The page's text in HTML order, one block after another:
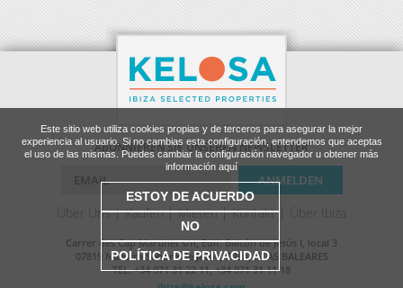
Este sitio web utiliza cookies propias y de terceros para asegurar la mejor
experiencia al usuario. Si no cambias esta configuración, entendemos que aceptas
el uso de las mismas. Puedes cambiar la configuración navegador u obtener más
información aquí
ESTOY DE ACUERDO
NO
POLÍTICA DE PRIVACIDAD
ABONNIEREN SIE UNSEREN NEWSLETTER
Über Uns Kaufen Mieten Kontakt Über Ibiza
Carrer des Cap Martinet s/n, Edif. Balcón de Jesús I, local 3
07819 Nuestra Señora de Jesús, IBIZA, ISLAS BALEARES
TEL. +34 971 31 22 11, +34 971 31 11 18